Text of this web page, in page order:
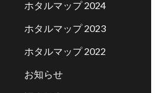
ホタルマップ 2024
ホタルマップ 2023
ホタルマップ 2022
お知らせ